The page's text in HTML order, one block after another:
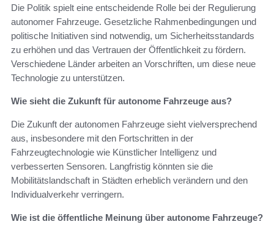
Die Politik spielt eine entscheidende Rolle bei der Regulierung
autonomer Fahrzeuge. Gesetzliche Rahmenbedingungen und
politische Initiativen sind notwendig, um Sicherheitsstandards
zu erhöhen und das Vertrauen der Öffentlichkeit zu fördern.
Verschiedene Länder arbeiten an Vorschriften, um diese neue
Technologie zu unterstützen.
Wie sieht die Zukunft für autonome Fahrzeuge aus?
Die Zukunft der autonomen Fahrzeuge sieht vielversprechend
aus, insbesondere mit den Fortschritten in der
Fahrzeugtechnologie wie Künstlicher Intelligenz und
verbesserten Sensoren. Langfristig könnten sie die
Mobilitätslandschaft in Städten erheblich verändern und den
Individualverkehr verringern.
Wie ist die öffentliche Meinung über autonome Fahrzeuge?